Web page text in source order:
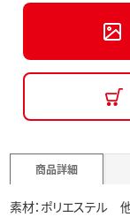
商品詳細
素材：ポリエステル